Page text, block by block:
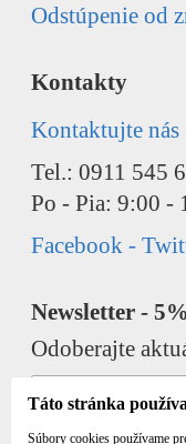
Odstúpenie od
Kontakty
Kontaktujte nás
Tel.: 0911 545
Po - Pia: 9:00 -
Facebook -
Newsletter -
Odoberajte
Táto stránka
Súbory cookies používame